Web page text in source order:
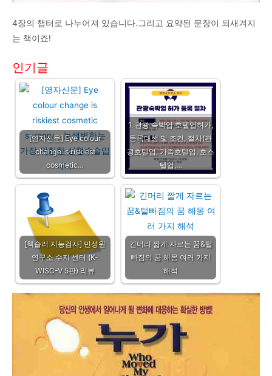
4장의 챕터로 나누어져 있습니다.그리고 요약된 문장이 되새겨지
는 책이죠!
인기글
[영자신문] Eye colour
change is riskiest
cosmetic…
1. 관광 숙박업 호텔업허가,
등록대행 및 조건, 절차(관
광호텔업, 가족호텔업, 호스
텔업,…
[웩슬러 지능검사] 민성원
연구소 수지 센터 (K-
WISC-V 5판) 리뷰
긴머리 짧게 자르는 꿈&털
빠짐의 꿈 해몽 여러 가지
해석